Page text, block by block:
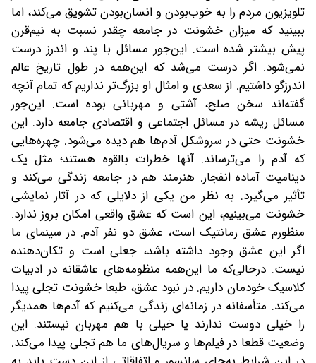
تلویزیون مردم را به خوب‌بودن و انسان‌بودن تشویق می‌کند، اما
ببینید که میزان خشونت در جامعه چقدر نسبت به نیم‌قرن
پیش بیشتر شده است. این‌جور مسائل با پند‌ و ‌اندرز درست
نمی‌شود. اگر درست می‌شد که این‌همه در طول تاریخ عالم
اندرزگو داشتیم. از سعدی و امثال او بزرگ‌تر نداریم که تمام آنچه
گفته‌اند سخن صلح، آشتی و مهربانی بوده است. این‌جور
مسائل ریشه در مسائل اجتماعی و اقتصادی جامعه دارد. این
خشونت حتی در سروشکل آدم‌ها هم دیده می‌شود. چهره‌هایی
که آدم را می‌ترساند. آنها خطرات بالقوه هستند؛ مثل یک
دینامیت آماده انفجار. هنرمند هم در جامعه زندگی می‌کند و
تأثیر می‌گیرد. به نظر من یکی از دلایلی که در آثار نمایشی
خشونت می‌بینیم،‌ این است که عشق واقعی امکان بروز ندارد.
منظورم عشق رمانتیک است، عشق دو نفر آدم. در سینمای ما
اگر این عشق وجود داشته باشد، جعلی است و تکان‌دهنده
نیست. در‌حالی‌که ما این‌همه منظومه‌های عاشقانه در ادبیات
کلاسیک خودمان داریم. در نبود عشق، طبعا خشونت تجلی پیدا
می‌کند. متأسفانه در زمانه‌ای زندگی می‌کنیم که آدم‌ها همدیگر
را خیلی دوست ندارند یا خیلی با هم مهر‌بان نیستند. این
وضعیت قطعا در فیلم‌ها و سریال‌های ما هم تجلی پیدا می‌کند.